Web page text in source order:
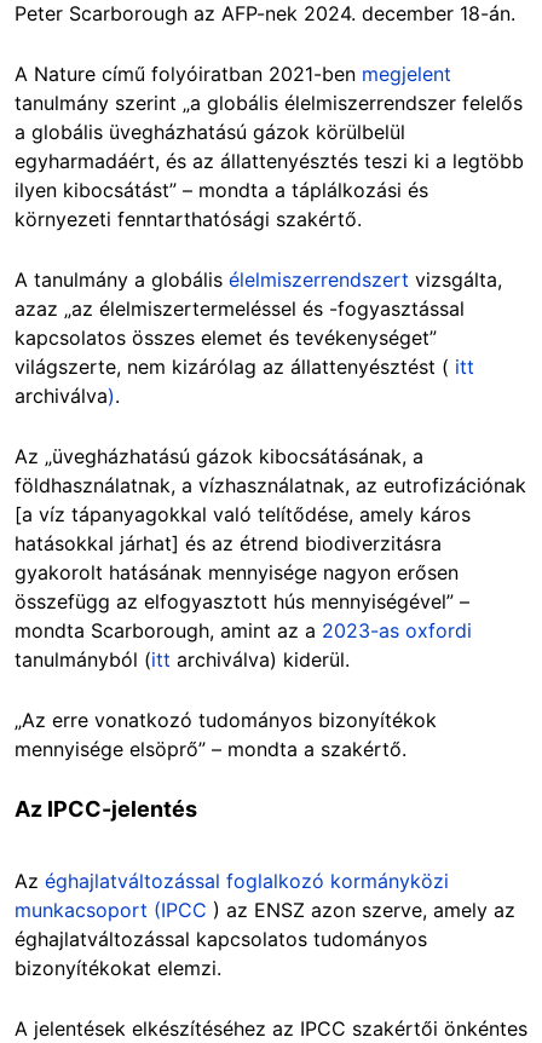
Peter Scarborough az AFP-nek 2024. december 18-án.
A Nature című folyóiratban 2021-ben megjelent
tanulmány szerint „a globális élelmiszerrendszer felelős
a globális üvegházhatású gázok körülbelül
egyharmadáért, és az állattenyésztés teszi ki a legtöbb
ilyen kibocsátást” – mondta a táplálkozási és
környezeti fenntarthatósági szakértő.
A tanulmány a globális élelmiszerrendszert vizsgálta,
azaz „az élelmiszertermeléssel és -fogyasztással
kapcsolatos összes elemet és tevékenységet”
világszerte, nem kizárólag az állattenyésztést ( itt
archiválva).
Az „üvegházhatású gázok kibocsátásának, a
földhasználatnak, a vízhasználatnak, az eutrofizációnak
[a víz tápanyagokkal való telítődése, amely káros
hatásokkal járhat] és az étrend biodiverzitásra
gyakorolt hatásának mennyisége nagyon erősen
összefügg az elfogyasztott hús mennyiségével” –
mondta Scarborough, amint az a 2023-as oxfordi
tanulmányból (itt archiválva) kiderül.
„Az erre vonatkozó tudományos bizonyítékok
mennyisége elsöprő” – mondta a szakértő.
Az IPCC-jelentés
Az éghajlatváltozással foglalkozó kormányközi
munkacsoport (IPCC ) az ENSZ azon szerve, amely az
éghajlatváltozással kapcsolatos tudományos
bizonyítékokat elemzi.
A jelentések elkészítéséhez az IPCC szakértői önkéntes